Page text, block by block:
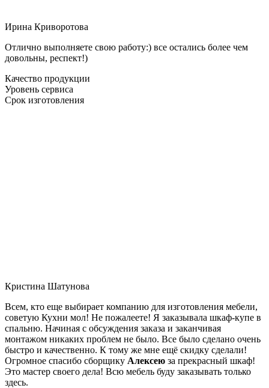
Ирина Криворотова
Отлично выполняете свою работу:) все остались более чем
довольны, респект!)
Качество продукции
Уровень сервиса
Срок изготовления
Кристина Шатунова
Всем, кто еще выбирает компанию для изготовления мебели,
советую Кухни мол! Не пожалеете! Я заказывала шкаф-купе в
спальню. Начиная с обсуждения заказа и заканчивая
монтажом никаких проблем не было. Все было сделано очень
быстро и качественно. К тому же мне ещё скидку сделали!
Огромное спасибо сборщику Алексею за прекрасный шкаф!
Это мастер своего дела! Всю мебель буду заказывать только
здесь.